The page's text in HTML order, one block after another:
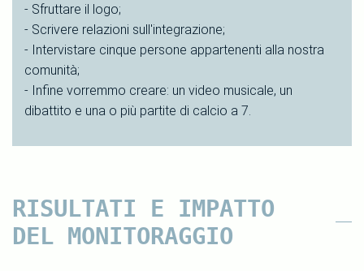
- Sfruttare il logo;
- Scrivere relazioni sull'integrazione;
- Intervistare cinque persone appartenenti alla nostra
comunità;
- Infine vorremmo creare: un video musicale, un
dibattito e una o più partite di calcio a 7.
RISULTATI E IMPATTO
DEL MONITORAGGIO